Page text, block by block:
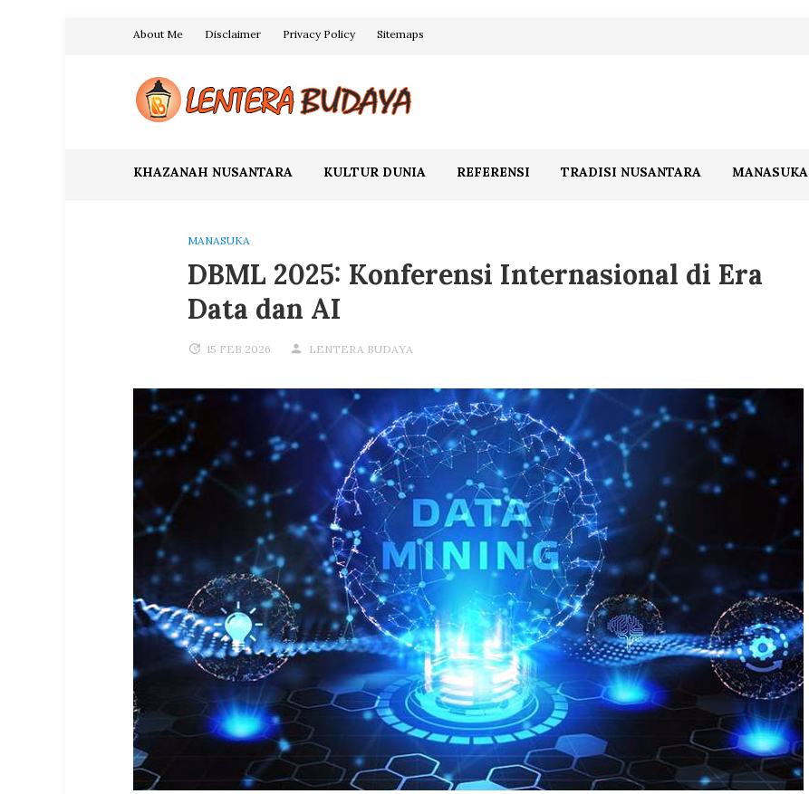
About Me Disclaimer Privacy Policy Sitemaps
KHAZANAH NUSANTARA KULTUR DUNIA REFERENSI TRADISI NUSANTARA MANASUKA
MANASUKA
DBML 2025: Konferensi Internasional di Era
Data dan AI
15 FEB 2026 LENTERA BUDAYA